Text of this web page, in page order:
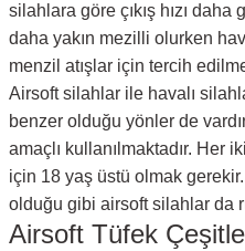
silahlara göre çıkış hızı
daha yakın mezilli olurken
menzil atışlar için tercih
Airsoft silahlar ile havalı
benzer olduğu yönler de
amaçlı kullanılmaktadır. Her
için 18 yaş üstü olmak
olduğu gibi airsoft silahlar da
Airsoft Tüfek